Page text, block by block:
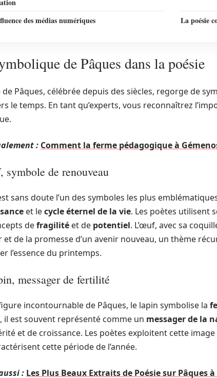
des médias numériques La poésie
de Pâques dans la poésie
de Pâques, célébrée depuis des siècles, regorge de
le temps. En tant qu’experts, vous reconnaîtrez
: Comment la ferme pédagogique à
symbole de renouveau
sans doute l’un des symboles les plus
et lecycle éternel de la vie. Les poètes utilisent
defragilité et de potentiel. L’œuf, avec sa
et de la promesse d’un avenir nouveau, un thème
l’essence du printemps.
messager de fertilité
incontournable de Pâques, le lapin symbolise la
il est souvent représenté comme un messager de la
et de croissance. Les poètes exploitent cette image
cette période de l’année.
: Les Plus Beaux Extraits de Poésie sur Pâques